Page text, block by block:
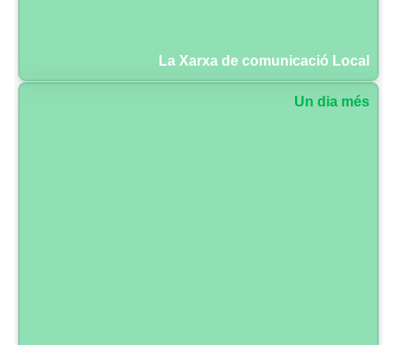
La Xarxa de comunicació Local
Un dia més